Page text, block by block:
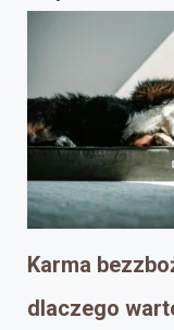
Karma
dlaczego